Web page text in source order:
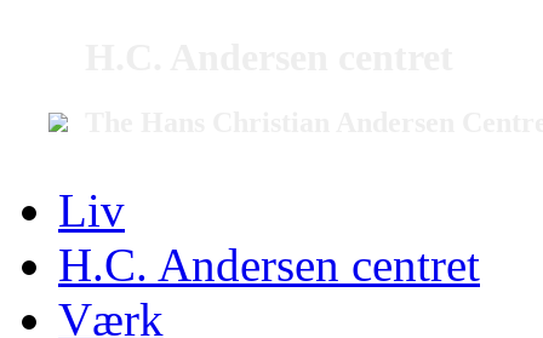
Liv
H.C. Andersen centret
Værk